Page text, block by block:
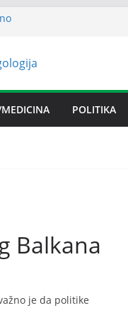
odluke
POLITIKA
Balkana
je da politike